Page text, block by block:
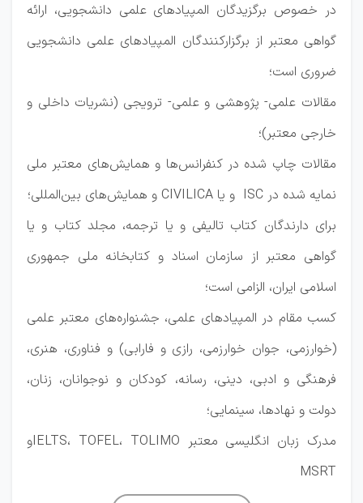
در خصوص برگزیدگان المپیادهای علمی دانشجویی، ارائه
گواهی معتبر از برگزارکنندگان المپیادهای علمی دانشجویی
ضروری است؛
مقالات علمی- پژوهشی و علمی- ترویجی (نشریات داخلی و
خارجی معتبر)؛
مقالات چاپ شده در کنفرانس‌ها و همایش‌های معتبر ملی
نمایه شده در ISC و یا CIVILICA و همایش‌های بین‌المللی؛
برای دارندگان کتاب تالیفی و یا ترجمه، مجلد کتاب و یا
گواهی معتبر از سازمان اسناد و کتابخانه ملی جمهوری
اسلامی ایران، الزامی است؛
کسب مقام در المپیادهای علمی، جشنواره‌های معتبر علمی
(خوارزمی، جوان خوارزمی، رازی و فارابی) و فناوری، هنری،
فرهنگی و ادبی، دینی، رسانه، کودکان و نوجوانان، زنان،
دولت و نهادها، سینمایی؛
مدرک زبان انگلیسی معتبر IELTS، TOFEL، TOLIMOو
MSRT